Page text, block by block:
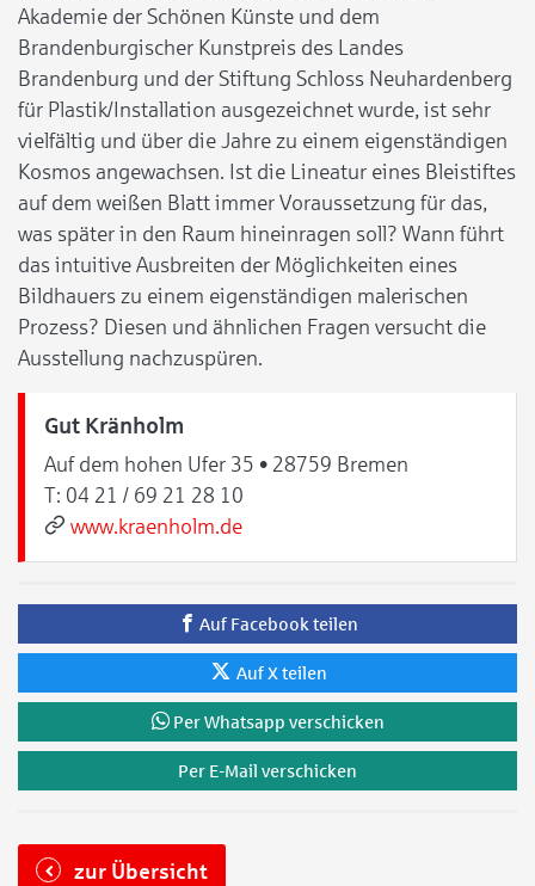
Akademie der Schönen Künste und dem
Brandenburgischer Kunstpreis des Landes
Brandenburg und der Stiftung Schloss Neuhardenberg
für Plastik/Installation ausgezeichnet wurde, ist sehr
vielfältig und über die Jahre zu einem eigenständigen
Kosmos angewachsen. Ist die Lineatur eines Bleistiftes
auf dem weißen Blatt immer Voraussetzung für das,
was später in den Raum hineinragen soll? Wann führt
das intuitive Ausbreiten der Möglichkeiten eines
Bildhauers zu einem eigenständigen malerischen
Prozess? Diesen und ähnlichen Fragen versucht die
Ausstellung nachzuspüren.
Gut Kränholm
Auf dem hohen Ufer 35 • 28759 Bremen
T: 04 21 / 69 21 28 10
www.kraenholm.de
Auf Facebook teilen
Auf X teilen
Per Whatsapp verschicken
Per E-Mail verschicken
zur Übersicht